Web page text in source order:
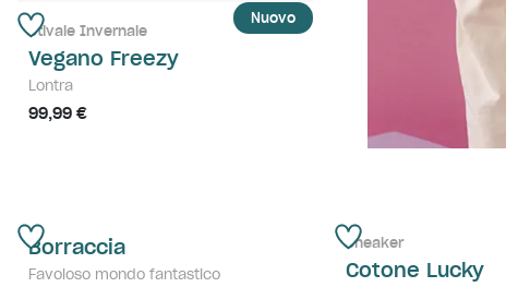
Nuovo
Stivale Invernale
Vegano Freezy
Lontra
99,99 €
Borraccia
Favoloso mondo fantastico
Sneaker
Cotone Lucky